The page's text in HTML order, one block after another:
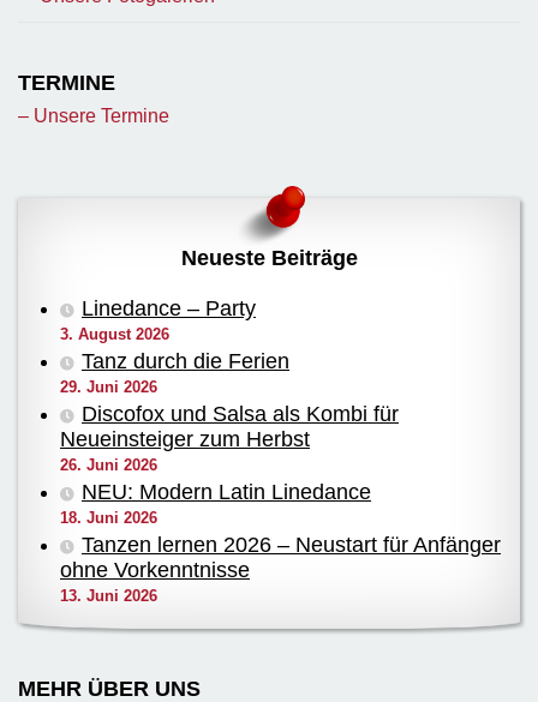
TERMINE
– Unsere Termine
Neueste Beiträge
Linedance – Party
3. August 2026
Tanz durch die Ferien
29. Juni 2026
Discofox und Salsa als Kombi für
Neueinsteiger zum Herbst
26. Juni 2026
NEU: Modern Latin Linedance
18. Juni 2026
Tanzen lernen 2026 – Neustart für Anfänger
ohne Vorkenntnisse
13. Juni 2026
MEHR ÜBER UNS